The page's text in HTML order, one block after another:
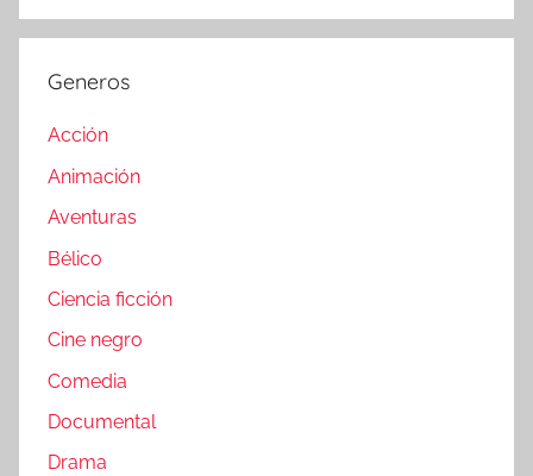
Generos
Acción
Animación
Aventuras
Bélico
Ciencia ficción
Cine negro
Comedia
Documental
Drama